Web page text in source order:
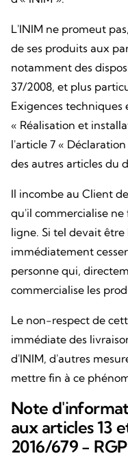
L'INIM ne promeut
de ses produits aux
notamment des
37/2008, et plus
Exigences techniques
« Réalisation et
l'article 7 «
des autres articles du
Il incombe au Client
qu'il commercialise
ligne. Si tel devait
immédiatement
personne qui,
commercialise les
Le non-respect de
immédiate des
d'INIM, d'autres
mettre fin à ce
Note
aux articles 13
2016/679 -